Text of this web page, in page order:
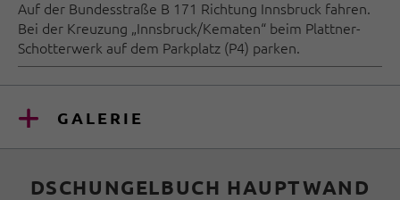
Auf der Bundesstraße B 171 Richtung Innsbruck fahren.
Bei der Kreuzung „Innsbruck/Kematen“ beim Plattner-
Schotterwerk auf dem Parkplatz (P4) parken.
GALERIE
DSCHUNGELBUCH HAUPTWAND